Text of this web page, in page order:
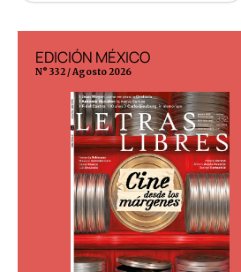
EDICIÓN MÉXICO
N° 332 / Agosto 2026